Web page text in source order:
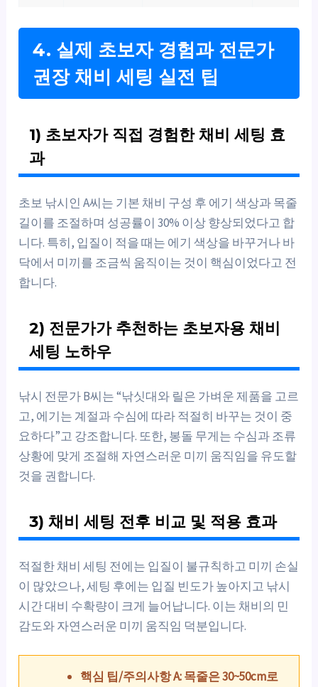
4. 실제 초보자 경험과 전문가
권장 채비 세팅 실전 팁
1) 초보자가 직접 경험한 채비 세팅 효
과
초보 낚시인 A씨는 기본 채비 구성 후 에기 색상과 목줄
길이를 조절하며 성공률이 30% 이상 향상되었다고 합
니다. 특히, 입질이 적을 때는 에기 색상을 바꾸거나 바
닥에서 미끼를 조금씩 움직이는 것이 핵심이었다고 전
합니다.
2) 전문가가 추천하는 초보자용 채비
세팅 노하우
낚시 전문가 B씨는 “낚싯대와 릴은 가벼운 제품을 고르
고, 에기는 계절과 수심에 따라 적절히 바꾸는 것이 중
요하다”고 강조합니다. 또한, 봉돌 무게는 수심과 조류
상황에 맞게 조절해 자연스러운 미끼 움직임을 유도할
것을 권합니다.
3) 채비 세팅 전후 비교 및 적용 효과
적절한 채비 세팅 전에는 입질이 불규칙하고 미끼 손실
이 많았으나, 세팅 후에는 입질 빈도가 높아지고 낚시
시간 대비 수확량이 크게 늘어납니다. 이는 채비의 민
감도와 자연스러운 미끼 움직임 덕분입니다.
핵심 팁/주의사항 A: 목줄은 30~50cm로